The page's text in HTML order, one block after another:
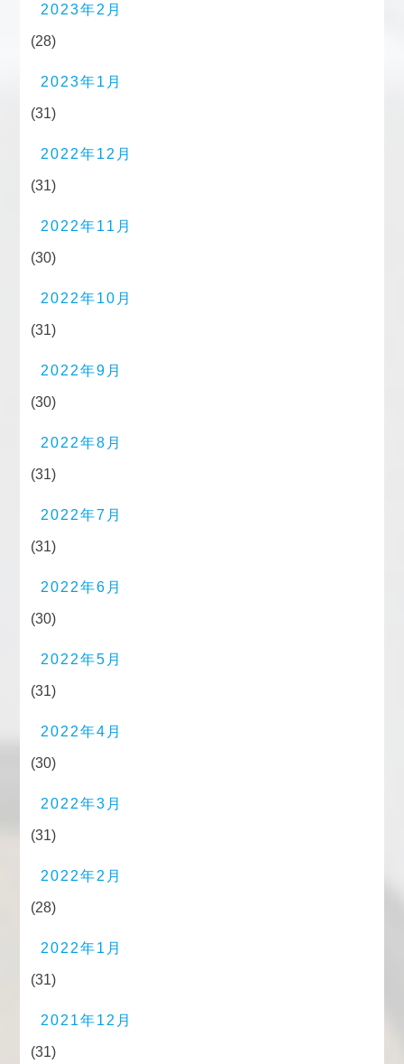
2023年2月
(28)
2023年1月
(31)
2022年12月
(31)
2022年11月
(30)
2022年10月
(31)
2022年9月
(30)
2022年8月
(31)
2022年7月
(31)
2022年6月
(30)
2022年5月
(31)
2022年4月
(30)
2022年3月
(31)
2022年2月
(28)
2022年1月
(31)
2021年12月
(31)